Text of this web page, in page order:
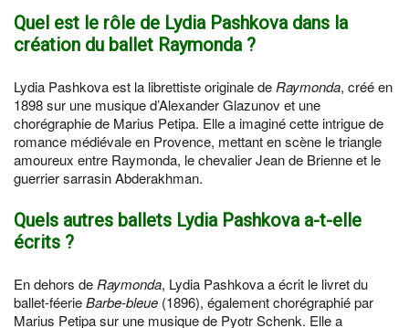
Quel est le rôle de Lydia Pashkova dans la
création du ballet Raymonda ?
Lydia Pashkova est la librettiste originale de Raymonda, créé en
1898 sur une musique d’Alexander Glazunov et une
chorégraphie de Marius Petipa. Elle a imaginé cette intrigue de
romance médiévale en Provence, mettant en scène le triangle
amoureux entre Raymonda, le chevalier Jean de Brienne et le
guerrier sarrasin Abderakhman.
Quels autres ballets Lydia Pashkova a-t-elle
écrits ?
En dehors de Raymonda, Lydia Pashkova a écrit le livret du
ballet-féerieBarbe-bleue (1896), également chorégraphié par
Marius Petipa sur une musique de Pyotr Schenk. Elle a